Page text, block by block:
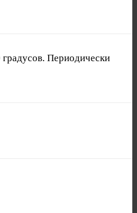
Периодически